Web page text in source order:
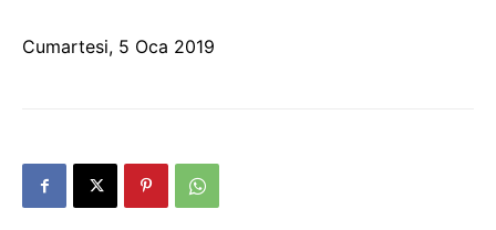
Cumartesi, 5 Oca 2019